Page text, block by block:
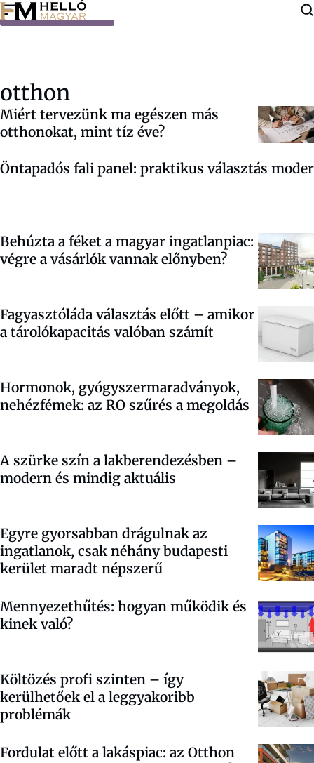
Ugrás a tartalomra
otthon
Miért tervezünk ma egészen más
otthonokat, mint tíz éve?
Öntapadós fali panel: praktikus választás
Behúzta a féket a magyar ingatlanpiac:
végre a vásárlók vannak előnyben?
Fagyasztóláda választás előtt – amikor
a tárolókapacitás valóban számít
Hormonok, gyógyszermaradványok,
nehézfémek: az RO szűrés a megoldás
A szürke szín a lakberendezésben –
modern és mindig aktuális
Egyre gyorsabban drágulnak az
ingatlanok, csak néhány budapesti
kerület maradt népszerű
Mennyezethűtés: hogyan működik és
kinek való?
Költözés profi szinten – így
kerülhetőek el a leggyakoribb
problémák
Fordulat előtt a lakáspiac: az Otthon